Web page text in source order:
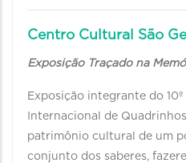
Centro Cultural São
Exposição Traçado na
Exposição integrante do 10º
Internacional de
patrimônio cultural de um
conjunto dos saberes,